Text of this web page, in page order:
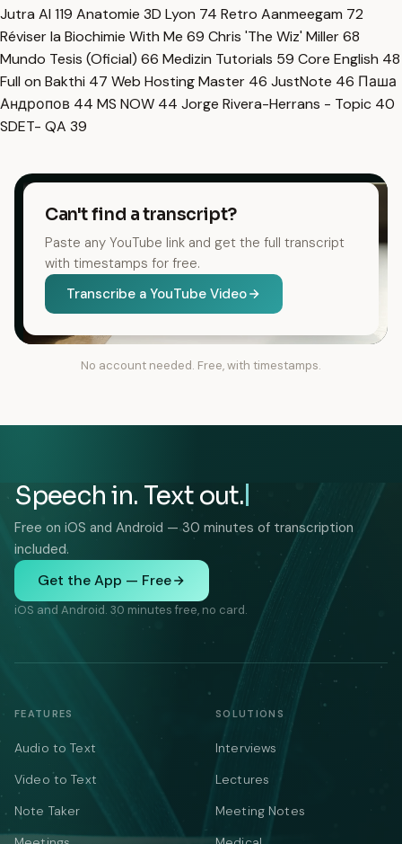
Jutra AI 119 Anatomie 3D Lyon 74 Retro Aanmeegam 72
Réviser la Biochimie With Me 69 Chris 'The Wiz' Miller68
Mundo Tesis (Oficial) 66 Medizin Tutorials 59 Core English 48
Full on Bakthi 47 Web Hosting Master 46 JustNote 46 Паша
Андропов 44 MS NOW 44 Jorge Rivera-Herrans - Topic 40
SDET- QA 39
Can't find a transcript?
Paste any YouTube link and get the full transcript
with timestamps for free.
Transcribe a YouTube Video
No account needed. Free, with timestamps.
Speech in. Text out.
Free on iOS and Android — 30 minutes of transcription
included.
Get the App — Free
iOS and Android. 30 minutes free, no card.
FEATURES
Audio to Text
Video to Text
Note Taker
SOLUTIONS
Interviews
Lectures
Meeting Notes